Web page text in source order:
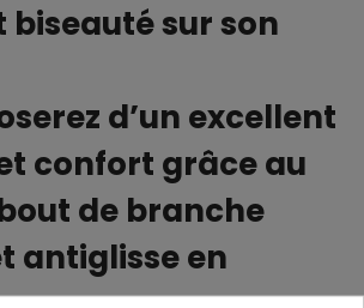
biseauté sur son
d’un excellent
confort grâce au
de branche
antiglisse en